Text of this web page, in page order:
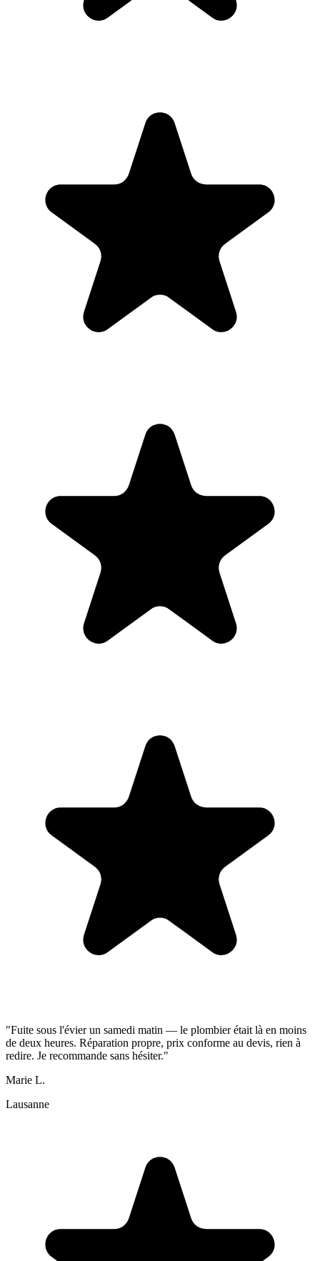
"Fuite sous l'évier un samedi matin — le plombier était là en moins
de deux heures. Réparation propre, prix conforme au devis, rien à
redire. Je recommande sans hésiter."
Marie L.
Lausanne